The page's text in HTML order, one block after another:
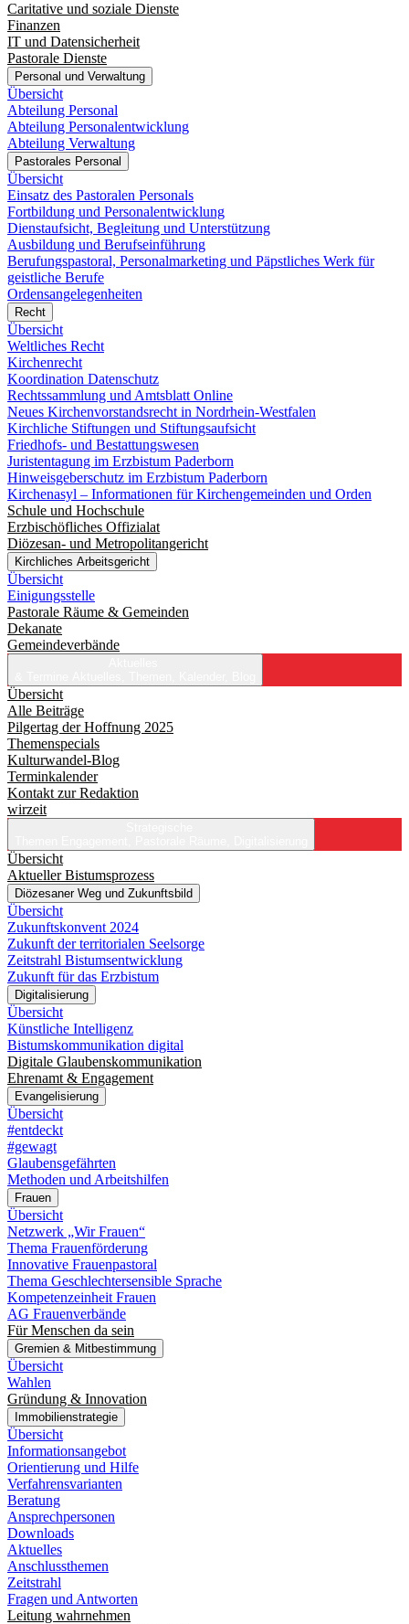
Caritative und soziale Dienste
Finanzen
IT und Datensicherheit
Pastorale Dienste
Personal und Verwaltung
Übersicht
Abteilung Personal
Abteilung Personalentwicklung
Abteilung Verwaltung
Pastorales Personal
Übersicht
Einsatz des Pastoralen Personals
Fortbildung und Personalentwicklung
Dienstaufsicht, Begleitung und Unterstützung
Ausbildung und Berufseinführung
Berufungspastoral, Personalmarketing und Päpstliches Werk für
geistliche Berufe
Ordensangelegenheiten
Recht
Übersicht
Weltliches Recht
Kirchenrecht
Koordination Datenschutz
Rechtssammlung und Amtsblatt Online
Neues Kirchenvorstandsrecht in Nordrhein-Westfalen
Kirchliche Stiftungen und Stiftungsaufsicht
Friedhofs- und Bestattungswesen
Juristentagung im Erzbistum Paderborn
Hinweisgeberschutz im Erzbistum Paderborn
Kirchenasyl – Informationen für Kirchengemeinden und Orden
Schule und Hochschule
Erzbischöfliches Offizialat
Diözesan- und Metropolitangericht
Kirchliches Arbeitsgericht
Übersicht
Einigungsstelle
Pastorale Räume & Gemeinden
Dekanate
Gemeindeverbände
Übersicht
Alle Beiträge
Pilgertag der Hoffnung 2025
Themenspecials
Kulturwandel-Blog
Terminkalender
Kontakt zur Redaktion
wirzeit
Übersicht
Aktueller Bistumsprozess
Diözesaner Weg und Zukunftsbild
Übersicht
Zukunftskonvent 2024
Zukunft der territorialen Seelsorge
Zeitstrahl Bistumsentwicklung
Zukunft für das Erzbistum
Digitalisierung
Übersicht
Künstliche Intelligenz
Bistumskommunikation digital
Digitale Glaubenskommunikation
Ehrenamt & Engagement
Evangelisierung
Übersicht
#entdeckt
#gewagt
Glaubensgefährten
Methoden und Arbeitshilfen
Frauen
Übersicht
Netzwerk „Wir Frauen“
Thema Frauenförderung
Innovative Frauenpastoral
Thema Geschlechtersensible Sprache
Kompetenzeinheit Frauen
AG Frauenverbände
Für Menschen da sein
Gremien & Mitbestimmung
Übersicht
Wahlen
Gründung & Innovation
Immobilienstrategie
Übersicht
Informationsangebot
Orientierung und Hilfe
Verfahrensvarianten
Beratung
Ansprechpersonen
Downloads
Aktuelles
Anschlussthemen
Zeitstrahl
Fragen und Antworten
Leitung wahrnehmen